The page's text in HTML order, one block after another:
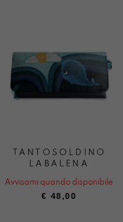
TANTOSOLDINO
LABALENA
Avvisami quando disponibile
€ 48,00